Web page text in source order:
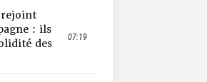
rejoint
: ils
des
07:19